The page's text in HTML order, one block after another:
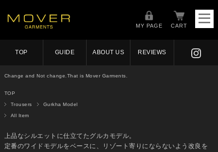
MY PAGE CART
TOP GUIDE ABOUT US REVIEWS
Change and Not change.That is Mover Garments.
TOP
Trousers Gurkha Model
All Item
上品なシルエットに仕立てたグルカモデル。
定番のワイドモデルをベースに、リゾート寄りにならないよう改良を